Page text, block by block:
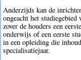
Anderzijds kan de
ongeacht het
zover de houders een
onderwijs of een eerste
in een opleiding die
specialisatiejaar.